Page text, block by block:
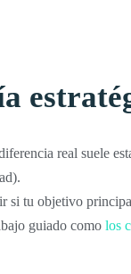
real suele
si tu objetivo
guiado como los